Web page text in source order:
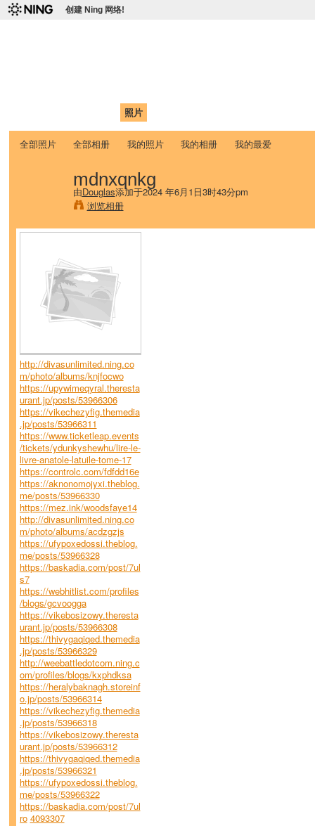
创建 Ning 网络!
照片
全部照片 全部相册 我的照片 我的相册 我的最爱
mdnxqnkg
由Douglas添加于2024 年6月1日3时43分pm
浏览相册
http://divasunlimited.ning.co
m/photo/albums/knjfocwo
https://upywimeqyral.theresta
urant.jp/posts/53966306
https://vikechezyfig.themedia
.jp/posts/53966311
https://www.ticketleap.events
/tickets/ydunkyshewhu/lire-le-
livre-anatole-latuile-tome-17
https://controlc.com/fdfdd16e
https://aknonomojyxi.theblog.
me/posts/53966330
https://mez.ink/woodsfaye14
http://divasunlimited.ning.co
m/photo/albums/acdzgzjs
https://ufypoxedossi.theblog.
me/posts/53966328
https://baskadia.com/post/7ul
s7
https://webhitlist.com/profiles
/blogs/gcvoogga
https://vikebosizowy.theresta
urant.jp/posts/53966308
https://thivygaqiqed.themedia
.jp/posts/53966329
http://weebattledotcom.ning.c
om/profiles/blogs/kxphdksa
https://heralybaknagh.storeinf
o.jp/posts/53966314
https://vikechezyfig.themedia
.jp/posts/53966318
https://vikebosizowy.theresta
urant.jp/posts/53966312
https://thivygaqiqed.themedia
.jp/posts/53966321
https://ufypoxedossi.theblog.
me/posts/53966322
https://baskadia.com/post/7ul
ro 4093307